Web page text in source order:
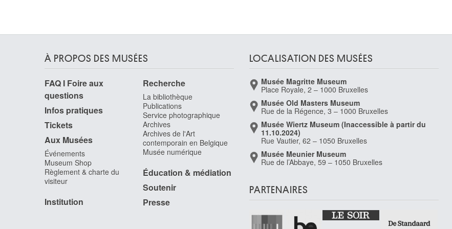
Cantagallina Remigio
(Italie) 1636
Cantré Jozef
Gand 1890 - 1957
Capogrossi Giuseppe
Rome (Italie) 1900 - 1972
Carcan René
Bruxelles 1925 - 1993
Cárdenas Agustín
À PROPOS DES MUSÉES
FAQ I Foire aux
questions
Infos pratiques
Tickets
Aux Musées
Événements
Museum Shop
Règlement & charte du
visiteur
Institution
Recherche
La bibliothèque
Publications
Service photographique
Archives
Archives de l'Art
contemporain en Belgique
Musée numérique
Éducation & médiation
Soutenir
Presse
LOCALISATION DES MUSÉES
Musée Magritte Museum
Place Royale, 2 – 1000 Bruxelles
Musée Old Masters Museum
Rue de la Régence, 3 – 1000 Bruxelles
Musée Wiertz Museum (Inaccessible à partir du
11.10.2024)
Rue Vautier, 62 – 1050 Bruxelles
Musée Meunier Museum
Rue de l’Abbaye, 59 – 1050 Bruxelles
PARTENAIRES